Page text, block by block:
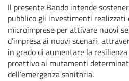
Il presente Bando intende
pubblico gli investimenti realizzati
microimprese per attivare nuovi
d’impresa ai nuovi scenari,
in grado di aumentare la
proattivo ai mutamenti
dell’emergenza sanitaria.